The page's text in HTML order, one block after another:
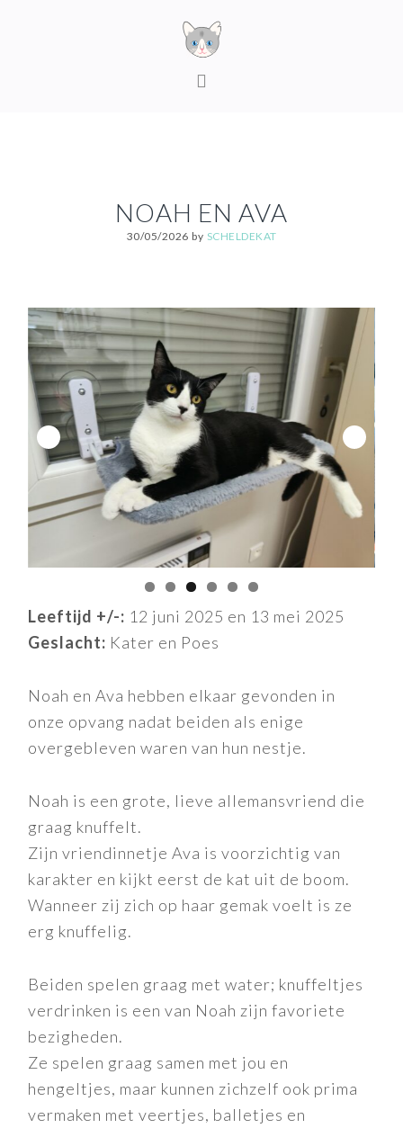
NOAH EN AVA
30/05/2026 by SCHELDEKAT
Leeftijd +/-: 12 juni 2025 en 13 mei 2025
Geslacht: Kater en Poes
Noah en Ava hebben elkaar gevonden in
onze opvang nadat beiden als enige
overgebleven waren van hun nestje.
Noah is een grote, lieve allemansvriend die
graag knuffelt.
Zijn vriendinnetje Ava is voorzichtig van
karakter en kijkt eerst de kat uit de boom.
Wanneer zij zich op haar gemak voelt is ze
erg knuffelig.
Beiden spelen graag met water; knuffeltjes
verdrinken is een van Noah zijn favoriete
bezigheden.
Ze spelen graag samen met jou en
hengeltjes, maar kunnen zichzelf ook prima
vermaken met veertjes, balletjes en